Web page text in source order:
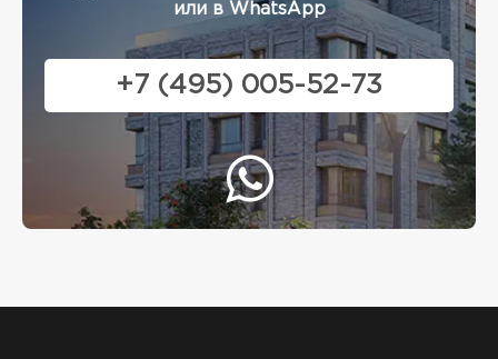
или в WhatsApp
+7 (495) 005-52-73